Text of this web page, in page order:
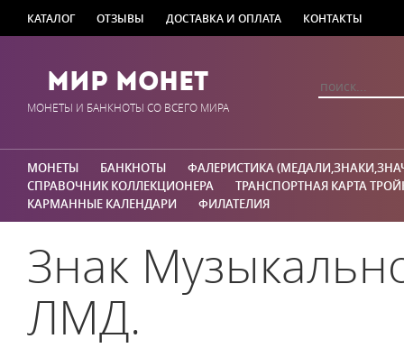
КАТАЛОГ ОТЗЫВЫ ДОСТАВКА И ОПЛАТА КОНТАКТЫ
Мир Монет
МОНЕТЫ И БАНКНОТЫ СО ВСЕГО МИРА
МОНЕТЫ БАНКНОТЫ
ФАЛЕРИСТИКА
СПРАВОЧНИК КОЛЛЕКЦИОНЕРА
ТРАНСПОРТНАЯ КАРТА
КАРМАННЫЕ КАЛЕНДАРИ
ФИЛАТЕЛИЯ
Знак
ЛМД.